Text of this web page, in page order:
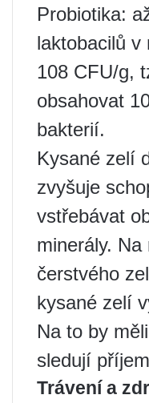
Probiotika:
laktobacilů v
108 CFU/g,
obsahovat
bakterií.
Kysané zelí
zvyšuje
vstřebávat
minerály.
čerstvého
kysané zelí
Na to by
sledují
Trávení a